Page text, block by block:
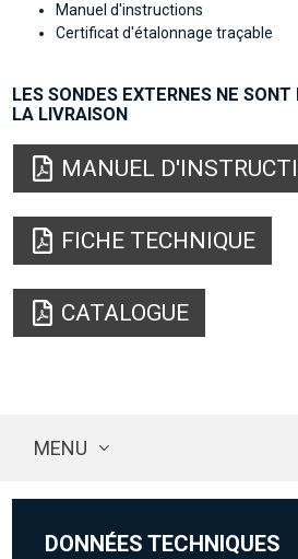
Manuel d'instructions
Certificat d'étalonnage traçable
LES SONDES EXTERNES NE
LA LIVRAISON
MANUEL
FICHE TECHNIQUE
CATALOGUE
MENU
DONNÉES TECHNIQUES